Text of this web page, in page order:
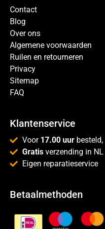
Contact
Blog
Over ons
Algemene voorwaarden
Ruilen en retourneren
Privacy
Sitemap
FAQ
Klantenservice
Voor 17.00 uur
Gratis verzending in
Eigen reparatieservice
Betaalmethoden